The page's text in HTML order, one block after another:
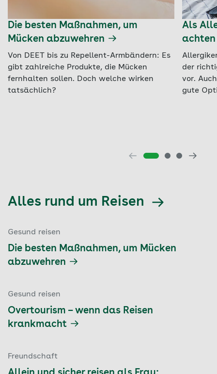
Die besten Maßnahmen, um
Mücken abzuwehren
Von DEET bis zu Repellent-Armbändern: Es
gibt zahlreiche Produkte, die Mücken
fernhalten sollen. Doch welche wirken
tatsächlich?
Als
der
vor.
gute
Alles rund um Reisen
Gesund reisen
Die besten Maßnahmen, um Mücken
abzuwehren
Gesund reisen
Overtourism – wenn das Reisen
krankmacht
Freundschaft